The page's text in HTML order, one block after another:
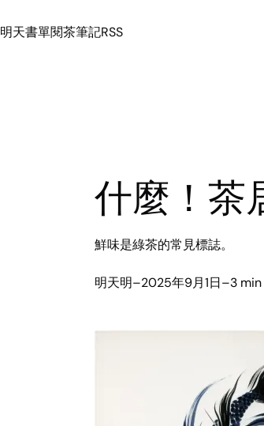
明天書單閱茶筆記RSS
什麼！茶
鮮味是綠茶的常見標誌。
明天明–2025年9月1日–3